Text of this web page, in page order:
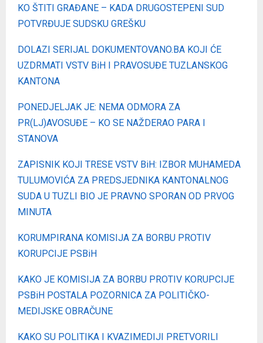
KO ŠTITI GRAĐANE – KADA DRUGOSTEPENI SUD
POTVRĐUJE SUDSKU GREŠKU
DOLAZI SERIJAL DOKUMENTOVANO.BA KOJI ĆE
UZDRMATI VSTV BiH I PRAVOSUĐE TUZLANSKOG
KANTONA
PONEDJELJAK JE: NEMA ODMORA ZA
PR(LJ)AVOSUĐE – KO SE NAŽDERAO PARA I
STANOVA
ZAPISNIK KOJI TRESE VSTV BiH: IZBOR MUHAMEDA
TULUMOVIĆA ZA PREDSJEDNIKA KANTONALNOG
SUDA U TUZLI BIO JE PRAVNO SPORAN OD PRVOG
MINUTA
KORUMPIRANA KOMISIJA ZA BORBU PROTIV
KORUPCIJE PSBiH
KAKO JE KOMISIJA ZA BORBU PROTIV KORUPCIJE
PSBiH POSTALA POZORNICA ZA POLITIČKO-
MEDIJSKE OBRAČUNE
KAKO SU POLITIKA I KVAZIMEDIJI PRETVORILI